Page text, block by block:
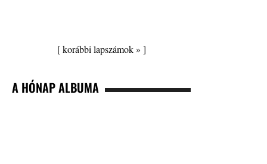
[korábbi lapszámok » ]
A HÓNAP ALBUMA